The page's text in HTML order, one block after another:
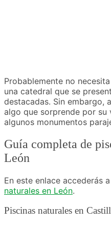
Probablemente no
una catedral que se
destacadas. Sin embargo,
algo que sorprende por
algunos monumentos
Guía completa de
León
En este enlace accederás
naturales en León.
Piscinas naturales en